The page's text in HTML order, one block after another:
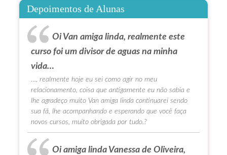
Depoimentos de Alunas
Oi Van amiga linda, realmente este
curso foi um divisor de aguas na minha
vida…
…, realmente hoje eu sei como agir no meu
relacionamento, coisa que antigamente eu não sabia e
lhe agradeço muito Van amiga linda continuarei sendo
sua fã, lhe acompanhando e esperando que você faça
novos cursos, muito obrigada por tudo.?
Oi amiga linda Vanessa de Oliveira,